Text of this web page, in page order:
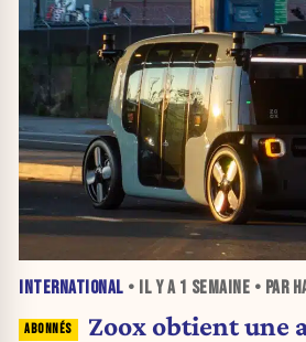
INTERNATIONAL • IL Y A 1 SEMAINE • PAR
Zoox obtient une